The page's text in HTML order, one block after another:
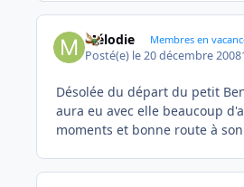
Mélodie Membres en
Posté(e) le 20 décembre 2008
Désolée du départ du petit
aura eu avec elle beaucoup
moments et bonne route à